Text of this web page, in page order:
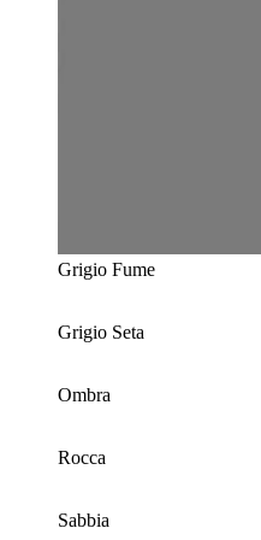
Grigio Fume
Grigio Seta
Ombra
Rocca
Sabbia